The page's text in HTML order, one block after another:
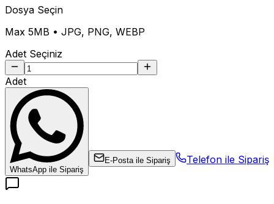
Dosya Seçin
Max 5MB • JPG, PNG, WEBP
Adet Seçiniz
Adet
WhatsApp ile Sipariş
E-Posta ile Sipariş Telefon ile Sipariş